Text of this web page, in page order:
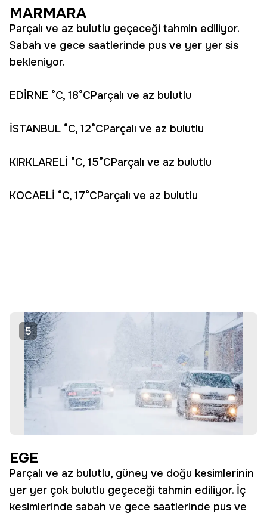
MARMARA
Parçalı ve az bulutlu geçeceği tahmin ediliyor.
Sabah ve gece saatlerinde pus ve yer yer sis
bekleniyor.
EDİRNE °C, 18°CParçalı ve az bulutlu
İSTANBUL °C, 12°CParçalı ve az bulutlu
KIRKLARELİ °C, 15°CParçalı ve az bulutlu
KOCAELİ °C, 17°CParçalı ve az bulutlu
5
EGE
Parçalı ve az bulutlu, güney ve doğu kesimlerinin
yer yer çok bulutlu geçeceği tahmin ediliyor. İç
kesimlerinde sabah ve gece saatlerinde pus ve